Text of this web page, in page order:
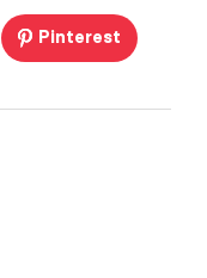
Pinterest